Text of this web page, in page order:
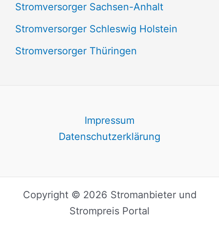
Stromversorger Sachsen-Anhalt
Stromversorger Schleswig Holstein
Stromversorger Thüringen
Impressum
Datenschutzerklärung
Copyright © 2026 Stromanbieter und
Strompreis Portal